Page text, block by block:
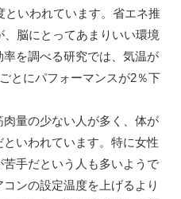
いわれています。省エネ推
脳にとってあまりいい環境
を調べる研究では、気温が
とにパフォーマンスが2％下
量の少ない人が多く、体が
いわれています。特に女性
手だという人も多いようで
ンの設定温度を上げるより